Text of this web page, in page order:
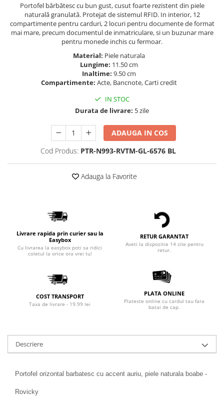
Portofel bărbătesc cu bun gust, cusut foarte rezistent din piele
naturală granulată. Protejat de sistemul RFID. In interior, 12
compartimente pentru carduri, 2 locuri pentru documente de format
mai mare, precum documentul de inmatriculare, si un buzunar mare
pentru monede inchis cu fermoar.
Material: Piele naturala
Lungime: 11.50 cm
Inaltime: 9.50 cm
Compartimente: Acte, Bancnote, Carti credit
IN STOC
Durata de livrare: 5 zile
ADAUGA IN COS
Cod Produs: PTR-N993-RVTM-GL-6576 BL
Adauga la Favorite
Livrare rapida prin curier sau la
Easybox
Cu livrarea la easybox poti sa ridici
coletul la orice ora vrei tu!
RETUR GARANTAT
Aveti la dispozitie 14 zile pentru
retur.
COST TRANSPORT
Taxa de livrare - 19.99 lei
PLATA ONLINE
Plateste online cu cardul tau fara
batai de cap.
Descriere
Portofel orizontal barbatesc cu accent auriu, piele naturala boabe -
Rovicky